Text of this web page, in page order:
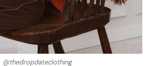
@thedropdateclothing